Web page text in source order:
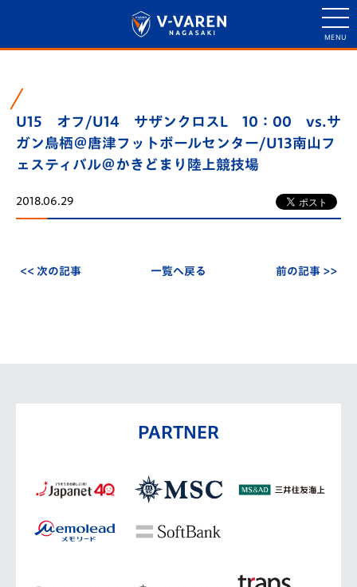
U15 オフ/U14 サザンクロスL 10：00 vs.サ
ガン鳥栖＠唐津フットボールセンター/U13南山フ
ェスティバル＠かきどまり陸上競技場
2018.06.29
<< 次の記事 一覧へ戻る 前の記事 >>
PARTNER